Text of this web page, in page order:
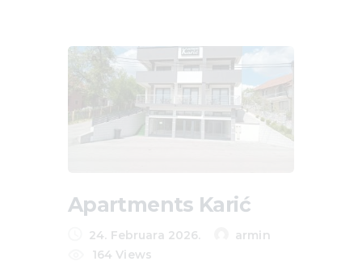
Apartments Karić
24. Februara 2026.
armin
164 Views